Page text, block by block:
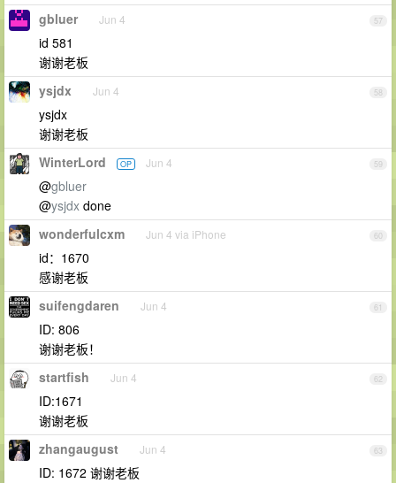
57
gbluer Jun 4
id 581
谢谢老板
58
ysjdx Jun 4
ysjdx
谢谢老板
59
WinterLord OP Jun 4
@gbluer
@ysjdx done
60
wonderfulcxm Jun 4 via iPhone
id：1670
感谢老板
61
suifengdaren Jun 4
ID: 806
谢谢老板！
62
startfish Jun 4
ID:1671
谢谢老板
63
zhangaugust Jun 4
ID: 1672 谢谢老板